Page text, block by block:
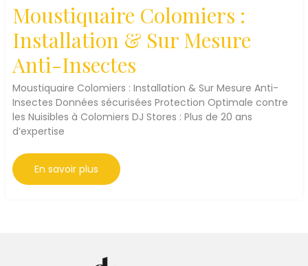
Moustiquaire Colomiers :
Installation & Sur Mesure
Anti-Insectes
Moustiquaire Colomiers : Installation & Sur Mesure Anti-
Insectes Données sécurisées Protection Optimale contre
les Nuisibles à Colomiers DJ Stores : Plus de 20 ans
d’expertise
Moustiquaire
Colomiers
:
En savoir plus